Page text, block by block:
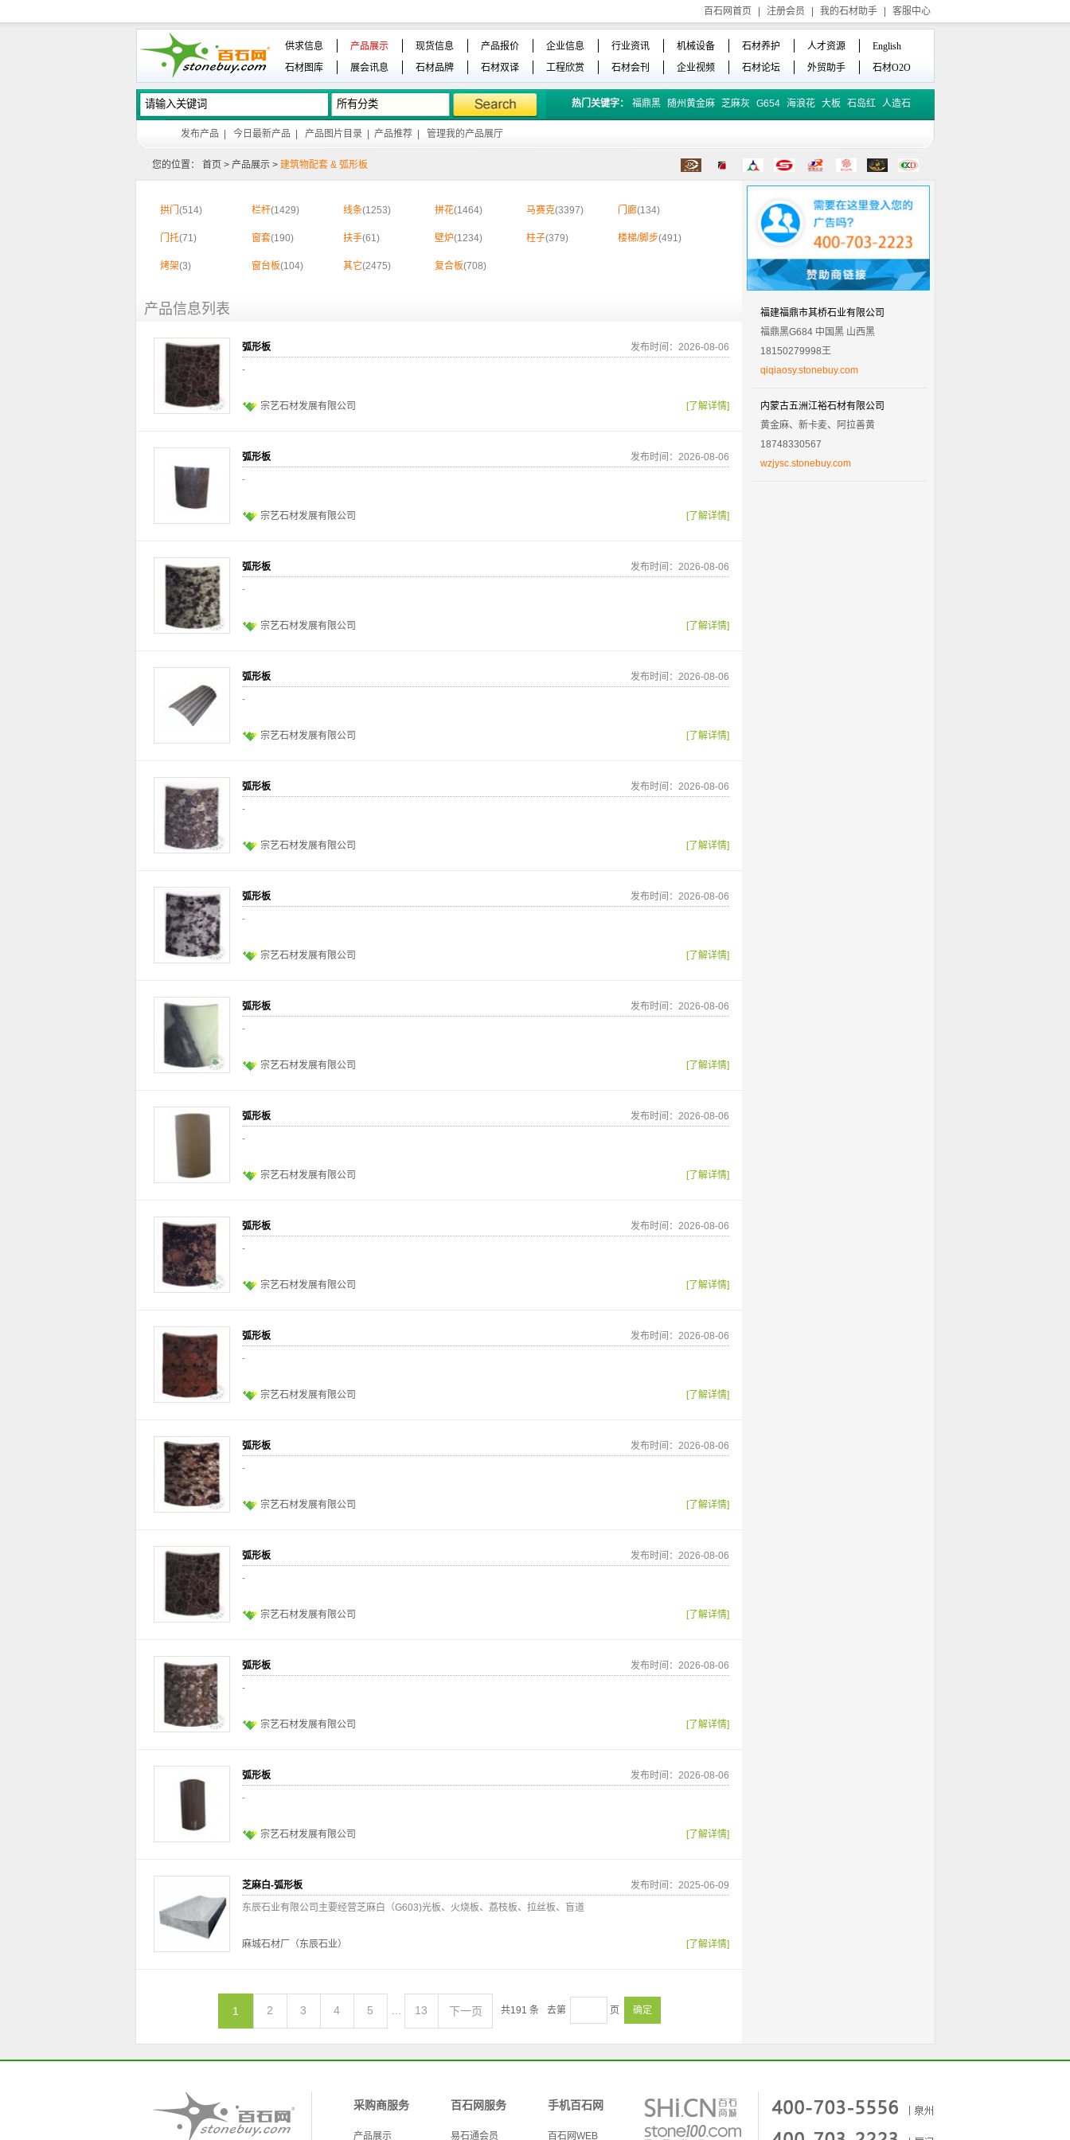
百石网首页 注册会员 我的石材助手 客服中心
供求信息 产品展示 现货信息 产品报价 企业信息 行业资讯 机械设备 石材养护 人才资源
English
石材图库
展会讯息 石材品牌 石材双译 工程欣赏 石材会刊 企业视频 石材论坛 外贸助手 石材O2O
热门关键字： 福鼎黑 随州黄金麻 芝麻灰 G654 海浪花 大板 石岛红 人造石
发布产品 今日最新产品 产品图片目录 产品推荐 管理我的产品展厅
您的位置： 首页 > 产品展示 > 建筑物配套 & 弧形板
拱门 (514) 栏杆(1429) 线条(1253) 拼花(1464) 马赛克(3397) 门廊(134)
门托(71) 窗套(190) 扶手(61) 壁炉(1234) 柱子(379) 楼梯/脚步(491)
烤架(3) 窗台板(104) 其它(2475) 复合板(708)
产品信息列表
弧形板
发布时间：2026-08-06
-
宗艺石材发展有限公司 [了解详情]
弧形板
发布时间：2026-08-06
-
宗艺石材发展有限公司 [了解详情]
弧形板
发布时间：2026-08-06
-
宗艺石材发展有限公司 [了解详情]
弧形板
发布时间：2026-08-06
-
宗艺石材发展有限公司 [了解详情]
弧形板
发布时间：2026-08-06
-
宗艺石材发展有限公司 [了解详情]
弧形板
发布时间：2026-08-06
-
宗艺石材发展有限公司 [了解详情]
弧形板
发布时间：2026-08-06
-
宗艺石材发展有限公司 [了解详情]
弧形板
发布时间：2026-08-06
-
宗艺石材发展有限公司 [了解详情]
弧形板
发布时间：2026-08-06
-
宗艺石材发展有限公司 [了解详情]
弧形板
发布时间：2026-08-06
-
宗艺石材发展有限公司 [了解详情]
弧形板
发布时间：2026-08-06
-
宗艺石材发展有限公司 [了解详情]
弧形板
发布时间：2026-08-06
-
宗艺石材发展有限公司 [了解详情]
弧形板
发布时间：2026-08-06
-
宗艺石材发展有限公司 [了解详情]
弧形板
发布时间：2026-08-06
-
宗艺石材发展有限公司 [了解详情]
芝麻白-弧形板
发布时间：2025-06-09
东辰石业有限公司主要经营芝麻白（G603)光板、火烧板、荔枝板、拉丝板、盲道
麻城石材厂（东辰石业） [了解详情]
1 2 3 4 5 13 下一页 共191 条 去第 页 确定
福建福鼎市其桥石业有限公司
福鼎黑G684 中国黑 山西黑
18150279998王
qiqiaosy.stonebuy.com
内蒙古五洲江裕石材有限公司
黄金麻、新卡麦、阿拉善黄
18748330567
wzjysc.stonebuy.com
采购商服务
产品展示
百石网服务
易石通会员
手机百石网
百石网WEB